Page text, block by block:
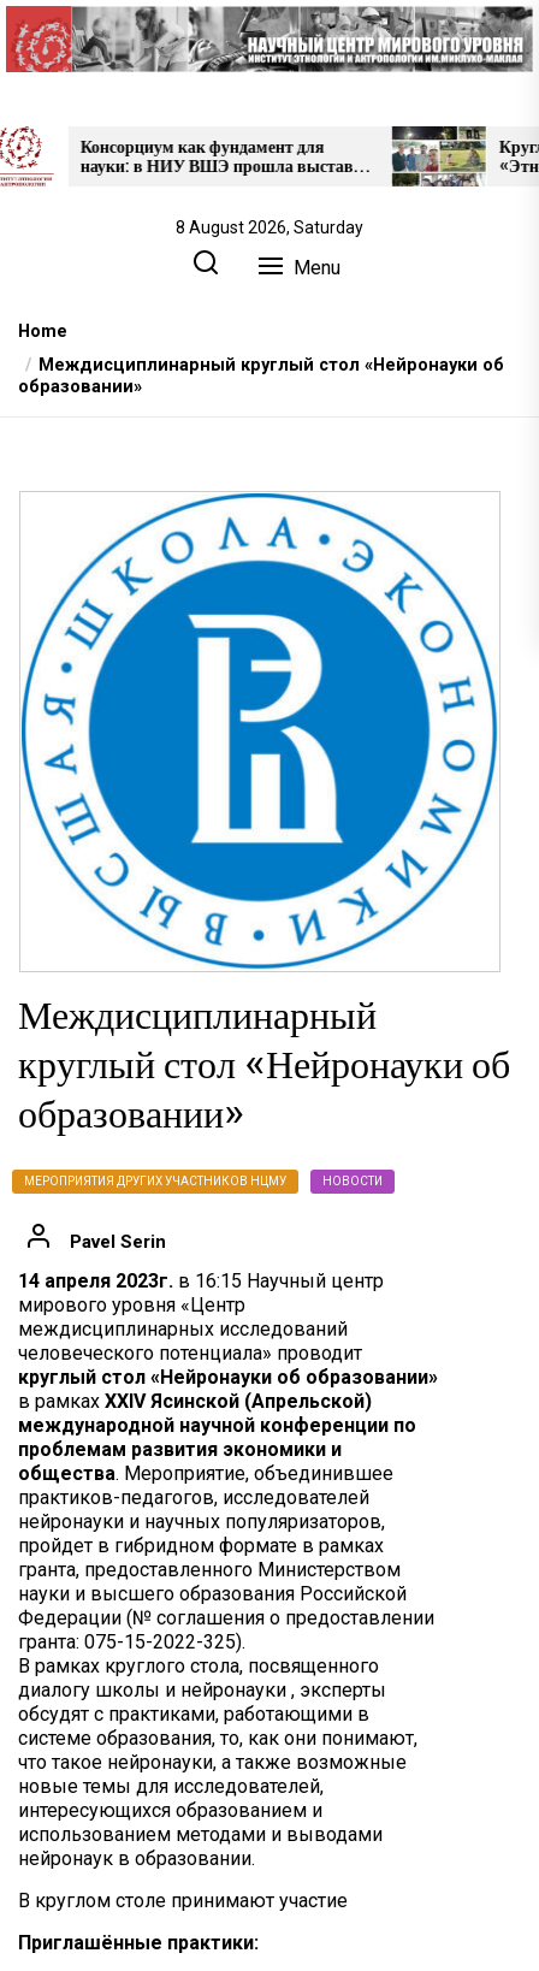
Skip
to
the
как фундамент для
в НИУ ВШЭ прошла выставка
НЦМУ
Круглый стол
в Кабардино-
8 August 2026, Saturday
Menu
Home
Междисциплинарный круглый стол «Нейронауки об
образовании»
Междисциплинарный
круглый стол «Нейронауки об
образовании»
МЕРОПРИЯТИЯ ДРУГИХ УЧАСТНИКОВ НЦМУ НОВОСТИ
Pavel Serin
14 апреля 2023г. в 16:15 Научный центр
мирового уровня «Центр
междисциплинарных исследований
человеческого потенциала» проводит
круглый стол «Нейронауки об образовании»
в рамках XXIV Ясинской (Апрельской)
международной научной конференции по
проблемам развития экономики и
общества. Мероприятие, объединившее
практиков-педагогов, исследователей
нейронауки и научных популяризаторов,
пройдет в гибридном формате в рамках
гранта, предоставленного Министерством
науки и высшего образования Российской
Федерации (№ соглашения о предоставлении
гранта: 075-15-2022-325).
В рамках круглого стола, посвященного
диалогу школы и нейронауки , эксперты
обсудят с практиками, работающими в
системе образования, то, как они понимают,
что такое нейронауки, а также возможные
новые темы для исследователей,
интересующихся образованием и
использованием методами и выводами
нейронаук в образовании.
В круглом столе принимают участие
Приглашённые практики: